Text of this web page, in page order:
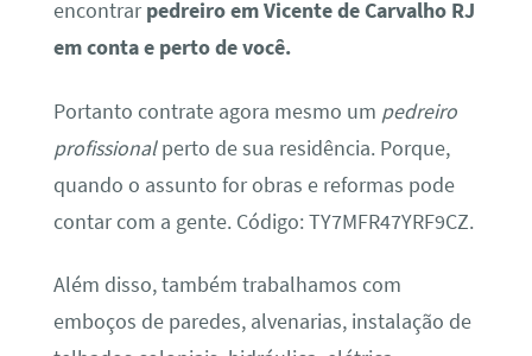
encontrarpedreiro em Vicente de Carvalho RJ
em conta e perto de você.
Portanto contrate agora mesmo um pedreiro
profissionalperto de sua residência. Porque,
quando o assunto for obras e reformas pode
contar com a gente. Código: TY7MFR47YRF9CZ.
Além disso, também trabalhamos com
emboços de paredes, alvenarias, instalação de